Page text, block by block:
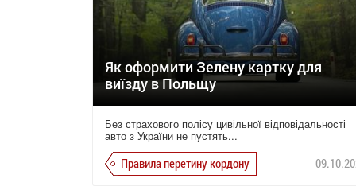
Як оформити Зелену картку для
виїзду в Польщу
Без страхового полісу цивільної відповідальності
авто з України не пустять...
Правила перетину кордону